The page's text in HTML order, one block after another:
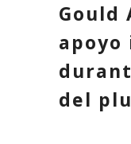
Gould
del